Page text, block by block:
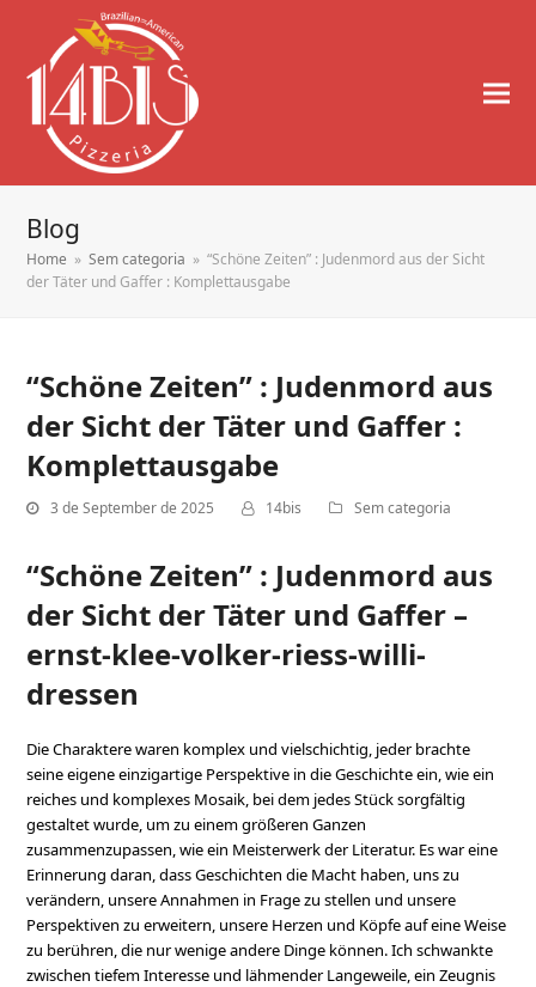
Blog
Home » Sem categoria » “Schöne Zeiten” : Judenmord aus der Sicht
der Täter und Gaffer : Komplettausgabe
“Schöne Zeiten” : Judenmord aus
der Sicht der Täter und Gaffer :
Komplettausgabe
3 de September de 2025 14bis Sem categoria
“Schöne Zeiten” : Judenmord aus
der Sicht der Täter und Gaffer –
ernst-klee-volker-riess-willi-
dressen
Die Charaktere waren komplex und vielschichtig, jeder brachte
seine eigene einzigartige Perspektive in die Geschichte ein, wie ein
reiches und komplexes Mosaik, bei dem jedes Stück sorgfältig
gestaltet wurde, um zu einem größeren Ganzen
zusammenzupassen, wie ein Meisterwerk der Literatur. Es war eine
Erinnerung daran, dass Geschichten die Macht haben, uns zu
verändern, unsere Annahmen in Frage zu stellen und unsere
Perspektiven zu erweitern, unsere Herzen und Köpfe auf eine Weise
zu berühren, die nur wenige andere Dinge können. Ich schwankte
zwischen tiefem Interesse und lähmender Langeweile, ein Zeugnis